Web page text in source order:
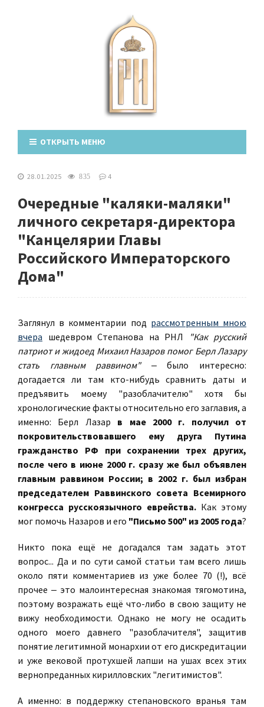
ОТКРЫТЬ МЕНЮ
28.01.2025 835 4
Очередные "каляки-маляки"
личного секретаря-директора
"Канцелярии Главы
Российского Императорского
Дома"
Заглянул в комментарии под рассмотренным мною
вчера шедевром Степанова на РНЛ
"Как русский
патриот и жидоед Михаил Назаров помог Берл Лазару
стать главным раввином"‒ было интересно:
догадается ли там кто-нибудь сравнить даты и
предъявить моему "разоблачителю" хотя бы
хронологические факты относительно его заглавия, а
именно: Берл Лазар в мае 2000 г. получил от
покровительствовавшего ему друга Путина
гражданство РФ при сохранении трех других,
после чего в июне 2000 г. сразу же был объявлен
главным раввином России; в 2002 г. был избран
председателем Раввинского совета Всемирного
конгресса русскоязычного еврейства. Как этому
мог помочь Назаров и его "Письмо 500" из 2005 года?
Никто пока ещё не догадался там задать этот
вопрос... Да и по сути самой статьи там всего лишь
около пяти комментариев из уже более 70 (!), всё
прочее ‒ это малоинтересная знакомая тягомотина,
поэтому возражать ещё что-либо в свою защиту не
вижу необходимости. Однако не могу не осадить
одного моего давнего "разоблачителя", защитив
понятие легитимной монархии от его дискредитации
и уже вековой протухшей лапши на ушах всех этих
вернопреданных кирилловских "легитимистов".
А именно: в поддержку степановского вранья там